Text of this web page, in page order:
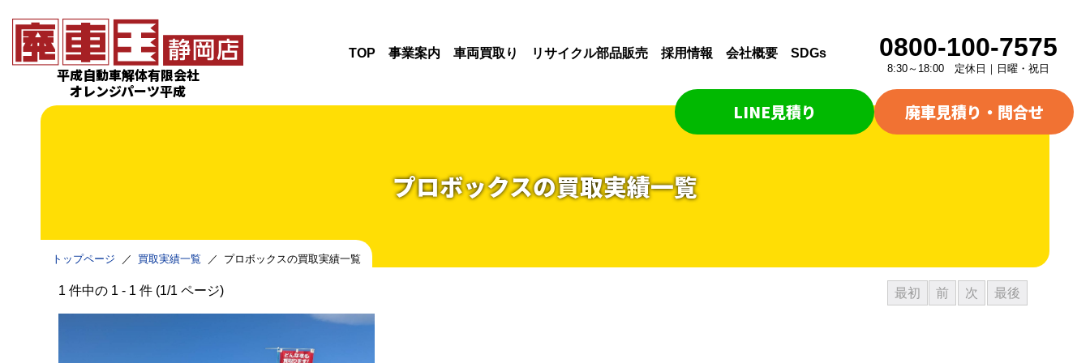
平成自動車解体有限会社
オレンジパーツ平成
TOP 事業案内 車両買取り リサイクル部品販売 採用情報 会社概要 SDGs 0800-100-7575
8:30～18:00 定休日｜日曜・祝日
LINE見積り 廃車見積り・問合せ
プロボックスの買取実績一覧
トップページ 買取実績一覧 プロボックスの買取実績一覧
1 件中の 1 - 1 件 (1/1 ページ) 最初 前 次 最後